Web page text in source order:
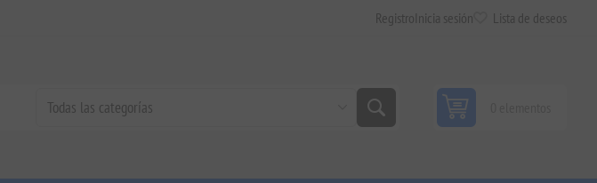
Registro Inicia sesión Lista de deseos